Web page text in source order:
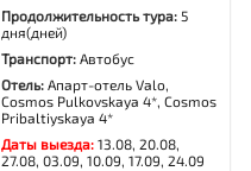
Продолжительность тура: 5
дня(дней)
Транспорт:Автобус
Отель:Апарт-отель Valo,
Cosmos Pulkovskaya 4*, Cosmos
Pribaltiyskaya 4*
Даты выезда:13.08, 20.08,
27.08, 03.09, 10.09, 17.09, 24.09